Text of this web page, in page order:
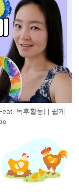
독후활동) | 쉽게